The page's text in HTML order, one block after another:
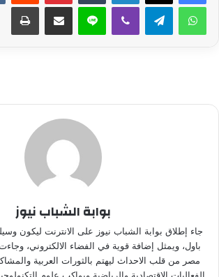
واتساب تيلقرام ڤايبر لاين مشاركة عبر البريد
بوابة الشباب نيوز
جاء إطلاق بوابة الشباب نيوز على الانترنت ليكون
باول، ويمثل إضافة قوية في الفضاء الالكتروني،
مصر من قلب الاحداث ليهتم بالثورات العربية